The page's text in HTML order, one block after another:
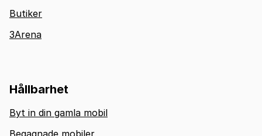
Butiker
3Arena
Hållbarhet
Byt in din gamla mobil
Begagnade mobiler